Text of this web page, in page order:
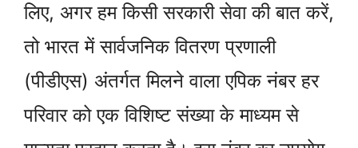
लिए, अगर हम किसी सरकारी सेवा की बात करें,
तो भारत में सार्वजनिक वितरण प्रणाली
(पीडीएस) अंतर्गत मिलने वाला एपिक नंबर हर
परिवार को एक विशिष्ट संख्या के माध्यम से